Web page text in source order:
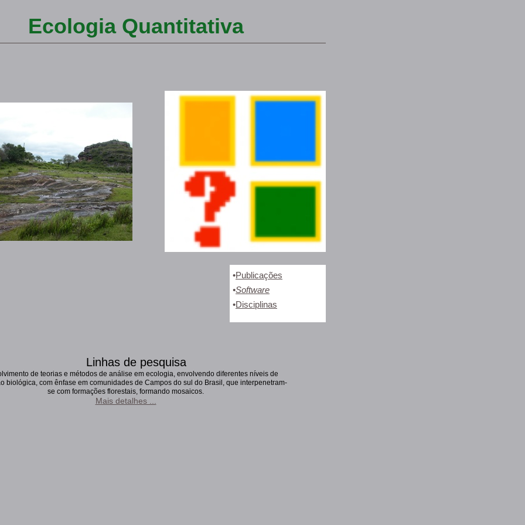
Ecologia Quantitativa
Linhas de pesquisa
de teorias e métodos de análise em ecologia, envolvendo diferentes níveis de
biológica, com ênfase em comunidades de Campos do sul do Brasil, que interpenetram-
se com formações florestais, formando mosaicos.
Mais detalhes ...
•Publicações
•Software
•Disciplinas